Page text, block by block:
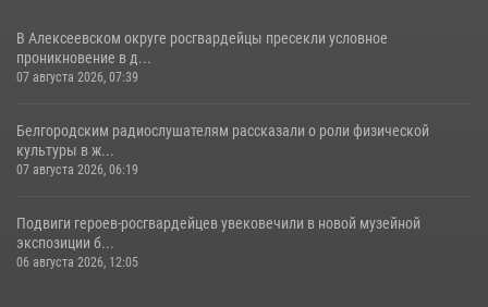
В Алексеевском округе росгвардейцы пресекли условное
проникновение в д...
07 августа 2026, 07:39
Белгородским радиослушателям рассказали о роли физической
культуры в ж...
07 августа 2026, 06:19
Подвиги героев‑росгвардейцев увековечили в новой музейной
экспозиции б...
06 августа 2026, 12:05